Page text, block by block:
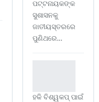
ପଟ୍ଟନାୟକଙ୍କ
ସୁଶାସନକୁ
ଜାତୀୟସ୍ତରରେ
ପୁଣିଥରେ…
ହକି ବିଶ୍ୱକପ୍ ପାଇଁ